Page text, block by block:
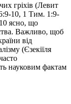
гріхів (Левит
10, 1 Тим. 1:9-
ясно, що
Важливо, щоб
від
(Єзекіїля
науковим фактам